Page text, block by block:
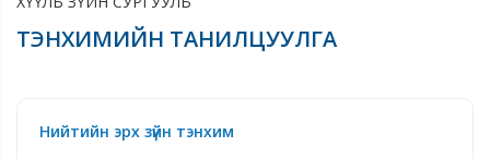
ТЭНХИМИЙН ТАНИЛЦУУЛГА
Нийтийн эрх зүйн тэнхим